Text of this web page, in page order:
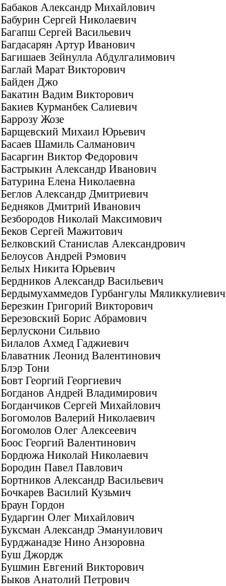
Бабаков Александр Михайлович
Бабурин Сергей Николаевич
Багапш Сергей Васильевич
Багдасарян Артур Иванович
Багишаев Зейнулла Абдулгалимович
Баглай Марат Викторович
Байден Джо
Бакатин Вадим Викторович
Бакиев Курманбек Салиевич
Баррозу Жозе
Барщевский Михаил Юрьевич
Басаев Шамиль Салманович
Басаргин Виктор Федорович
Бастрыкин Александр Иванович
Батурина Елена Николаевна
Беглов Александр Дмитриевич
Бедняков Дмитрий Иванович
Безбородов Николай Максимович
Беков Сергей Мажитович
Белковский Станислав Александрович
Белоусов Андрей Рэмович
Белых Никита Юрьевич
Бердников Александр Васильевич
Бердымухаммедов Гурбангулы Мяликкулиевич
Березкин Григорий Викторович
Березовский Борис Абрамович
Берлускони Сильвио
Билалов Ахмед Гаджиевич
Блаватник Леонид Валентинович
Блэр Тони
Бовт Георгий Георгиевич
Богданов Андрей Владимирович
Богданчиков Сергей Михайлович
Богомолов Валерий Николаевич
Богомолов Олег Алексеевич
Боос Георгий Валентинович
Бордюжа Николай Николаевич
Бородин Павел Павлович
Бортников Александр Васильевич
Бочкарев Василий Кузьмич
Браун Гордон
Бударгин Олег Михайлович
Буксман Александр Эмануилович
Бурджанадзе Нино Анзоровна
Буш Джордж
Бушмин Евгений Викторович
Быков Анатолий Петрович